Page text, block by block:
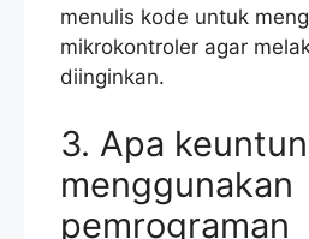
menulis kode untuk
mikrokontroler agar
diinginkan.
3. Apa
menggunakan
pemrograman